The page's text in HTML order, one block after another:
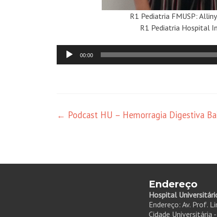
R1 Pediatria FMUSP:
R1 Pediatria Hospital
Audio
Player
00:00
← Podcast HU – Hemorragia Digestiva
Endereço
Hospital
Endereço: Av. Prof.
Cidade Universitária